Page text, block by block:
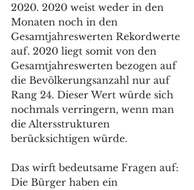
2020. 2020 weist weder in den
Monaten noch in den
Gesamtjahreswerten Rekordwerte
auf. 2020 liegt somit von den
Gesamtjahreswerten bezogen auf
die Bevölkerungsanzahl nur auf
Rang 24. Dieser Wert würde sich
nochmals verringern, wenn man
die Altersstrukturen
berücksichtigen würde.
Das wirft bedeutsame Fragen auf:
Die Bürger haben ein